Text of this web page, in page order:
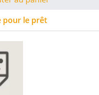
pour le prêt